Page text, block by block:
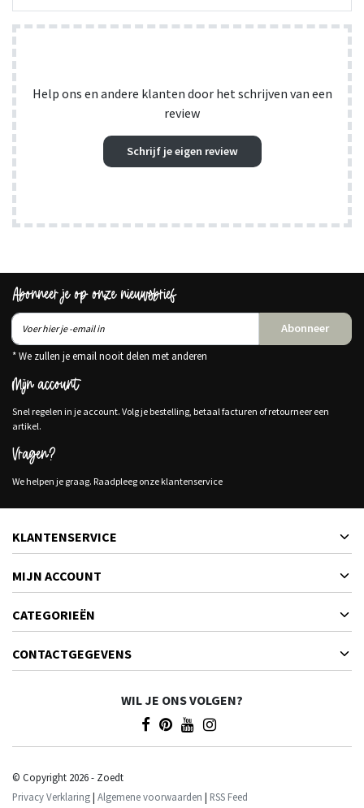
Help ons en andere klanten door het schrijven van een
review
Schrijf je eigen review
Abonneer je op onze nieuwsbrief
Abonneer
* We zullen je email nooit delen met anderen
Mijn account
Snel regelen in je account. Volg je bestelling, betaal facturen of retourneer een
artikel.
Vragen?
We helpen je graag. Raadpleeg onze klantenservice
KLANTENSERVICE
MIJN ACCOUNT
CATEGORIEËN
CONTACTGEGEVENS
WIL JE ONS VOLGEN?
© Copyright 2026 - Zoedt
Privacy Verklaring| Algemene voorwaarden | RSS Feed